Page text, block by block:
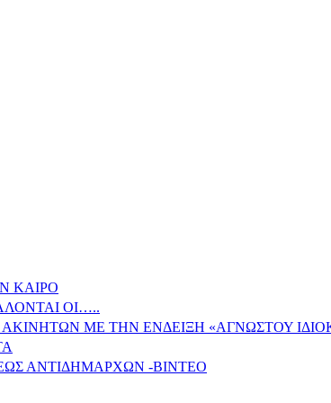
ΚΑΙΡΟ
ΟΙ…..
ΜΕ ΤΗΝ ΕΝΔΕΙΞΗ «ΑΓΝΩΣΤΟΥ
ΑΝΤΙΔΗΜΑΡΧΩΝ -ΒΙΝΤΕΟ